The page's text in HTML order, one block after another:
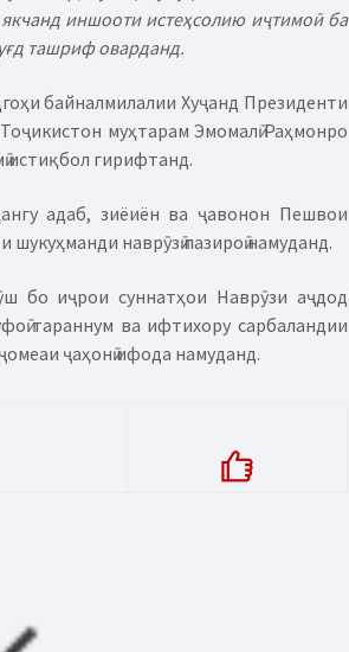
иншооти истеҳсолию иҷтимоӣ ба
ташриф оварданд.
байналмилалии Хуҷанд Президенти
муҳтарам Эмомалӣ Раҳмонро
истиқбол гирифтанд.
адаб, зиёиён ва ҷавонон Пешвои
наврӯзӣ пазироӣ намуданд.
бо иҷрои суннатҳои Наврӯзи аҷдодӣ
тараннум ва ифтихору сарбаландии
ҷаҳонӣ ифода намуданд.